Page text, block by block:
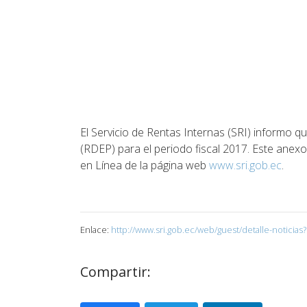
El Servicio de Rentas Internas (SRI) informo
(RDEP) para el periodo fiscal 2017. Este
en Línea de la página web www.sri.gob.ec.
Enlace: http://www.sri.gob.ec/web/guest/detalle-
Compartir: